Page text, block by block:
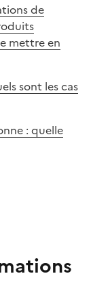
de
mettre en
sont les cas
: quelle